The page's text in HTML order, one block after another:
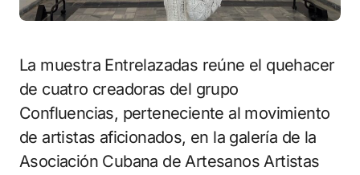
La muestra Entrelazadas reúne el quehacer
de cuatro creadoras del grupo
Confluencias, perteneciente al movimiento
de artistas aficionados, en la galería de la
Asociación Cubana de Artesanos Artistas